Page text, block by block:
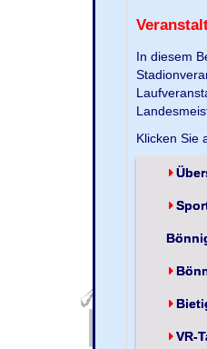
In diesem
Klicken Sie
VR-